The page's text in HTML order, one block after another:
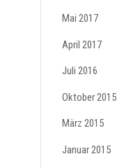
Mai 2017
April 2017
Juli 2016
Oktober 2015
März 2015
Januar 2015